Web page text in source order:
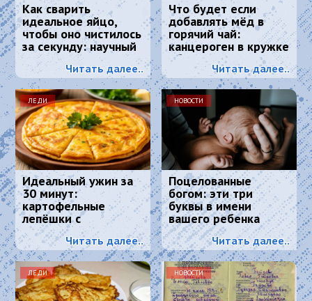
Как сварить
идеальное яйцо,
чтобы оно чистилось
за секунду: научный
метод, основанный
на физикеЧитать далее..
Что будет если
добавлять мёд в
горячий чай:
канцероген в кружке
обеспечен?
Читать далее..
ЛЕДИ
Идеальный ужин за
30 минут:
картофельные
лепёшки с
хрустящей корочкой
и тягучим сыром
Читать далее..
НОВОСТИ
Поцелованные
богом: эти три
буквы в имени
вашего ребенка
сделают его
счастливымЧитать далее..
ЛЕДИ НОВОСТИ